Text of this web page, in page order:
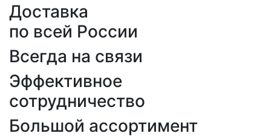
Доставка
по всей России
Всегда на связи
Эффективное
сотрудничество
Большой ассортимент